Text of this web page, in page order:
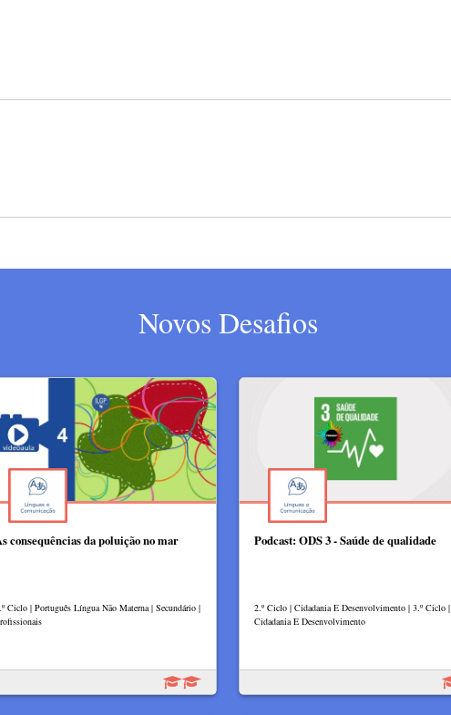
Novos Desafios
consequências da poluição no mar
Ciclo | Português Língua Não Materna | Secundário |
Podcast: ODS 3 - Saúde de qualidade
2.º Ciclo | Cidadania E Desenvolvimento | 3.º Ciclo |
Cidadania E Desenvolvimento